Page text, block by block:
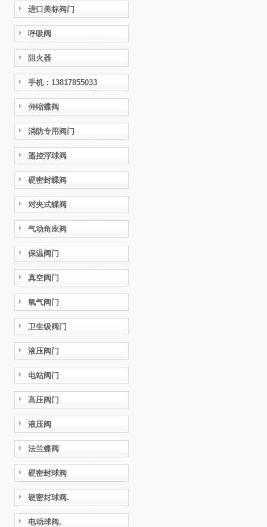
进口美标阀门
呼吸阀
阻火器
手机：13817855033
伸缩蝶阀
消防专用阀门
遥控浮球阀
硬密封蝶阀
对夹式蝶阀
气动角座阀
保温阀门
真空阀门
氧气阀门
卫生级阀门
液压阀门
电站阀门
高压阀门
液压阀
法兰蝶阀
硬密封球阀
硬密封球阀.
电动球阀.